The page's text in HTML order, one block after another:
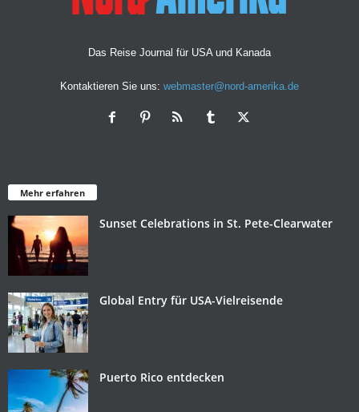
Das Reise Journal für USA und Kanada
Kontaktieren Sie uns: webmaster@nord-amerika.de
Mehr erfahren
Sunset Celebrations in St. Pete-Clearwater
Global Entry für USA-Vielreisende
Puerto Rico entdecken